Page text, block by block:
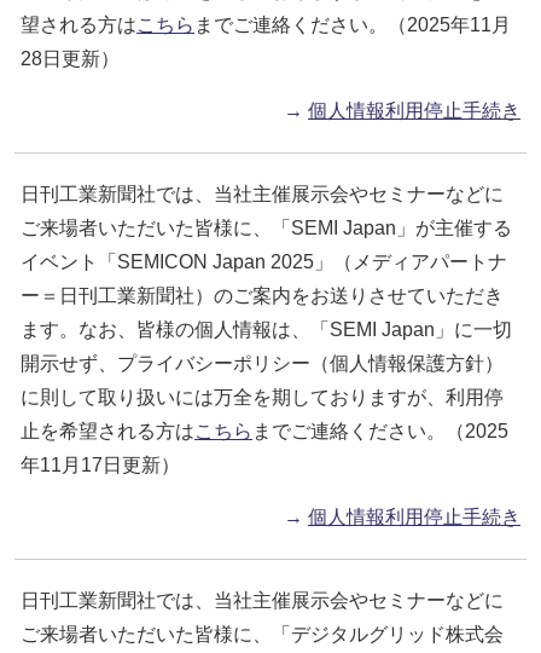
望される方はこちら までご連絡ください。（2025年11月
28日更新）
→ 個人情報利用停止手続き
日刊工業新聞社では、当社主催展示会やセミナーなどに
ご来場者いただいた皆様に、「SEMI Japan」が主催する
イベント「SEMICON Japan 2025」（メディアパートナ
ー＝日刊工業新聞社）のご案内をお送りさせていただき
ます。なお、皆様の個人情報は、「SEMI Japan」に一切
開示せず、プライバシーポリシー（個人情報保護方針）
に則して取り扱いには万全を期しておりますが、利用停
止を希望される方はこちら までご連絡ください。（2025
年11月17日更新）
→ 個人情報利用停止手続き
日刊工業新聞社では、当社主催展示会やセミナーなどに
ご来場者いただいた皆様に、「デジタルグリッド株式会